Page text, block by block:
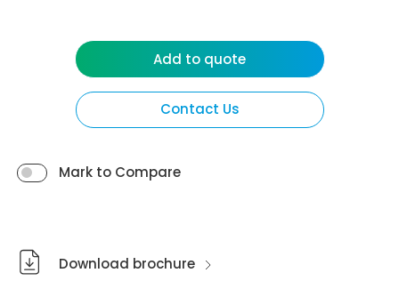
Contact Us
Mark to Compare
Add to quote
Download brochure